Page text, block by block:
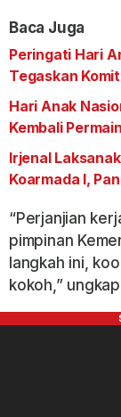
Baca Juga
Peringati Hari
Tegaskan
Hari Anak
Kembali
Irjenal
Koarmada I,
“Perjanjian
pimpinan
langkah ini,
kokoh,”